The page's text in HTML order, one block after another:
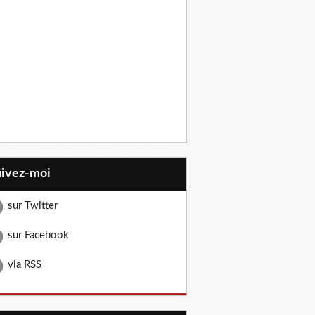
moi
sur Twitter
sur Facebook
via RSS